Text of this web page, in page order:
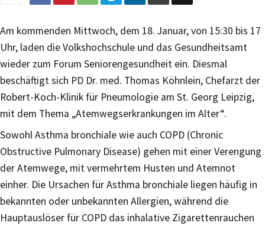
Am kommenden Mittwoch, dem 18. Januar, von 15:30 bis 17
Uhr, laden die Volkshochschule und das Gesundheitsamt
wieder zum Forum Seniorengesundheit ein. Diesmal
beschäftigt sich PD Dr. med. Thomas Köhnlein, Chefarzt der
Robert-Koch-Klinik für Pneumologie am St. Georg Leipzig,
mit dem Thema „Atemwegserkrankungen im Alter“.
Sowohl Asthma bronchiale wie auch COPD (Chronic
Obstructive Pulmonary Disease) gehen mit einer Verengung
der Atemwege, mit vermehrtem Husten und Atemnot
einher. Die Ursachen für Asthma bronchiale liegen häufig in
bekannten oder unbekannten Allergien, während die
Hauptauslöser für COPD das inhalative Zigarettenrauchen